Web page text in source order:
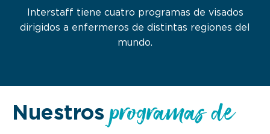
Interstaff tiene cuatro programas de visados
dirigidos a enfermeros de distintas regiones del
mundo.
Nuestrosprogramas de